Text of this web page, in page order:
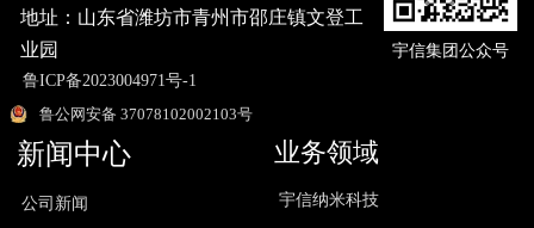
地址：山东省潍坊市青州市邵庄镇文登工
业园
鲁ICP备2023004971号-1
鲁公网安备 37078102002103号
宇信集团公众号
新闻中心
公司新闻
业务领域
宇信纳米科技